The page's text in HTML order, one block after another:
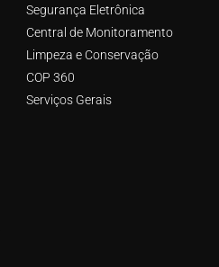
Segurança Eletrônica
Central de Monitoramento
Limpeza e Conservação
COP 360
Serviços Gerais